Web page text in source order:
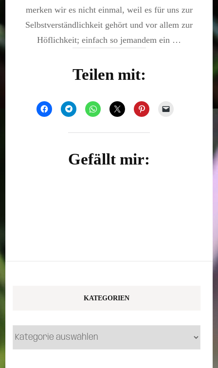
merken wir es nicht einmal, weil es für uns zur
Selbstverständlichkeit gehört und vor allem zur
Höflichkeit; einfach so jemandem ein …
Teilen mit:
Gefällt mir:
KATEGORIEN
Kategorien